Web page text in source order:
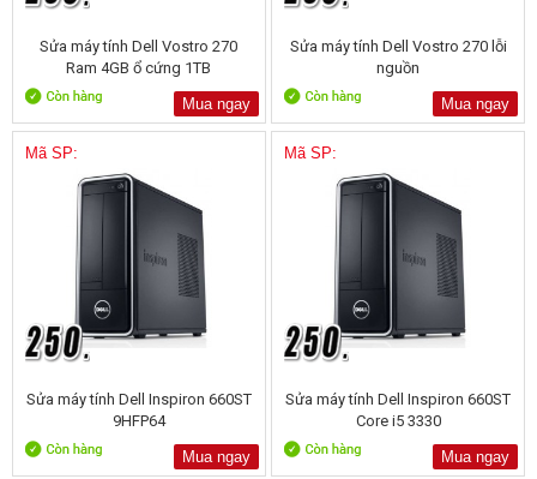
Sửa máy tính Dell Vostro 270
Ram 4GB ổ cứng 1TB
Mua ngay
Sửa máy tính Dell Vostro 270 lỗi
nguồn
Mua ngay
Mã SP:
Sửa máy tính Dell Inspiron 660ST
9HFP64
Mua ngay
Mã SP:
Sửa máy tính Dell Inspiron 660ST
Core i5 3330
Mua ngay